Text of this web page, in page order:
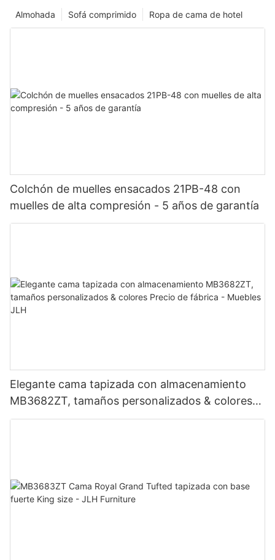
Ropa de cama de hotel
Sofá comprimido
Almohada
Colchón de muelles ensacados 21PB-48 con
muelles de alta compresión - 5 años de garantía
Elegante cama tapizada con almacenamiento
MB3682ZT, tamaños personalizados & colores
Precio de fábrica - Muebles JLH